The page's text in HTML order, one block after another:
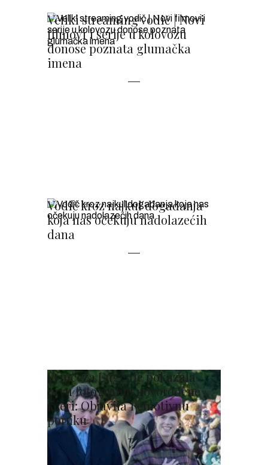
Veliki streaming vodič | Novi
filmovi i serije u kolovozu
donose poznata glumačka
imena
Vodič kroz najkul događanja
koja nas očekuju nadolazećih
dana
Princeza Eugenie pokazala
prvu fotografiju novorođene
kćeri: Objavila i emotivnu
poruku